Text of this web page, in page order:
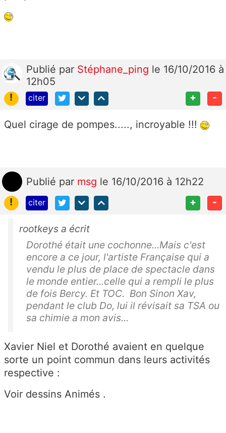
Publié par Stéphane_ping le 16/10/2016 à
12h05
!
citer + -
Quel cirage de pompes....., incroyable !!!
Publié par msg le 16/10/2016 à 12h22
!
citer + -
rootkeys a écrit
Dorothé était une cochonne...Mais c'est
encore a ce jour, l'artiste Française qui a
vendu le plus de place de spectacle dans
le monde entier...celle qui a rempli le plus
de fois Bercy. Et TOC. Bon Sinon Xav,
pendant le club Do, lui il révisait sa TSA ou
sa chimie a mon avis...
Xavier Niel et Dorothé avaient en quelque
sorte un point commun dans leurs activités
respective :
Voir dessins Animés .